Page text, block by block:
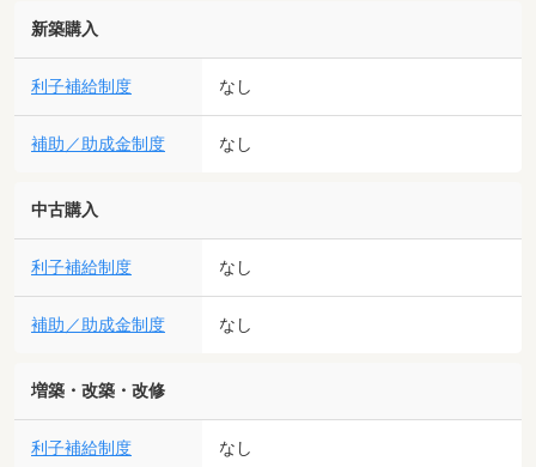
新築購入
利子補給制度 なし
補助／助成金制度 なし
中古購入
利子補給制度 なし
補助／助成金制度 なし
増築・改築・改修
利子補給制度 なし